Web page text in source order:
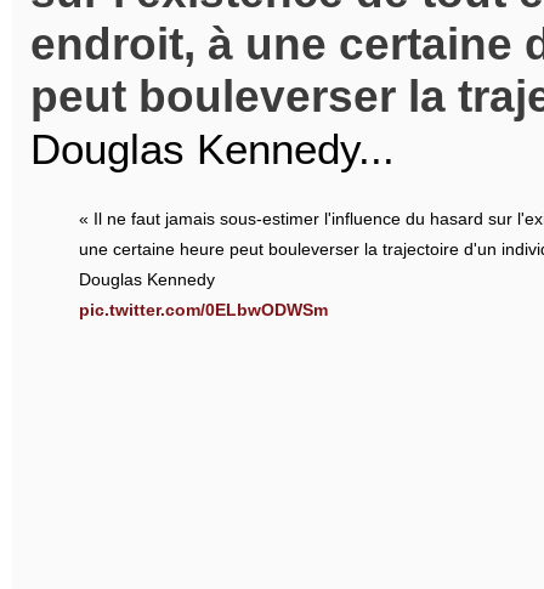
endroit, à une certaine
peut bouleverser la
Douglas Kennedy...
« Il ne faut jamais sous-estimer l'influence du hasard sur
une certaine heure peut bouleverser la trajectoire d'un
Douglas Kennedy
pic.twitter.com/0ELbwODWSm